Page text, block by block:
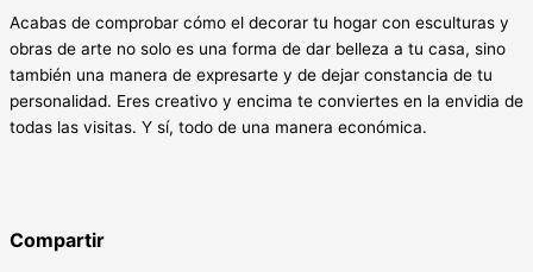
Acabas de comprobar cómo el decorar tu hogar con esculturas y
obras de arte no solo es una forma de dar belleza a tu casa, sino
también una manera de expresarte y de dejar constancia de tu
personalidad. Eres creativo y encima te conviertes en la envidia de
todas las visitas. Y sí, todo de una manera económica.
Compartir